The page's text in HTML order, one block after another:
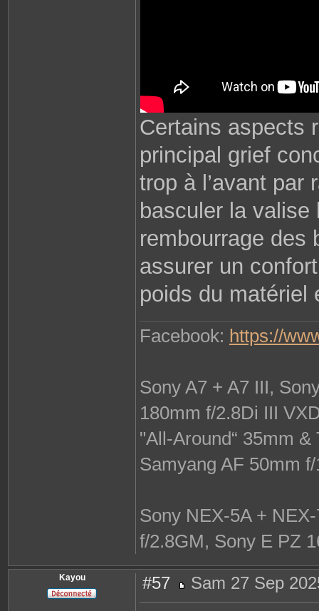
Certains aspects
principal grief
trop à l’avant par
basculer la valise
rembourrage des
assurer un
poids du matériel
Facebook: https://
Sony A7 + A7 III,
180mm f/2.8Di III
"All-Around“ 35mm
Samyang AF 50mm
Sony NEX-5A +
f/2.8GM, Sony E PZ
Kayou #57
e
Sam 27 Sep